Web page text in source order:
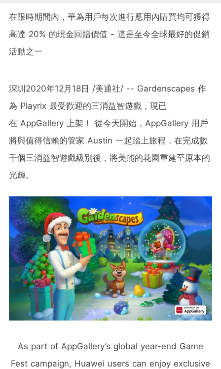
在限時期間內，華為用戶每次進行應用內購買均可獲得
高達 20% 的現金回贈價值 - 這是至今全球最好的促銷
活動之一
深圳2020年12月18日 /美通社/ -- Gardenscapes 作
為 Playrix 最受歡迎的三消益智遊戲，現已
在 AppGallery 上架！ 從今天開始，AppGallery 用戶
將與值得信賴的管家 Austin 一起踏上旅程，在完成數
千個三消益智遊戲級別後，將美麗的花園重建至原本的
光輝。
As part of AppGallery’s global year-end Game
Fest campaign, Huawei users can enjoy exclusive